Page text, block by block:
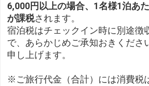
6,000円以上の場合、1名様1泊あ
が課税されます。
宿泊税はチェックイン時に別途徴
で、あらかじめご承知おきくださ
申し上げます。
※ご旅行代金（合計）には消費税